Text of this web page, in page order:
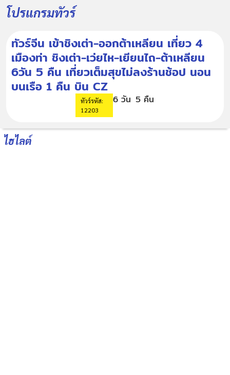
โปรแกรมทัวร์
ทัวร์จีน เข้าชิงเต่า-ออกต้าเหลียน เที่ยว 4
เมืองท่า ชิงเต่า-เว่ยไห-เยียนไถ-ต้าเหลียน
6วัน 5 คืน เที่ยวเต็มสุขไม่ลงร้านช้อป นอน
บนเรือ 1 คืน บิน CZ
ทัวร์รหัส:
12203
6 วัน 5 คืน
ไฮไลต์